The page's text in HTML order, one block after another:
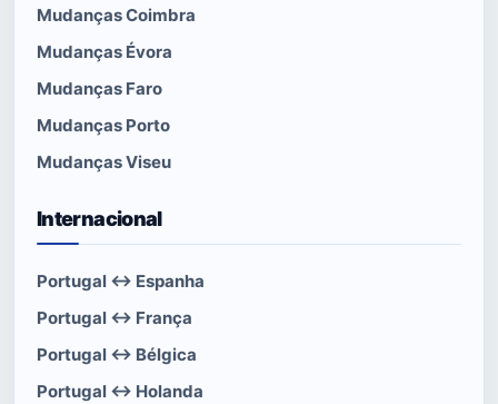
Mudanças Coimbra
Mudanças Évora
Mudanças Faro
Mudanças Porto
Mudanças Viseu
Internacional
Portugal ↔ Espanha
Portugal ↔ França
Portugal ↔ Bélgica
Portugal ↔ Holanda